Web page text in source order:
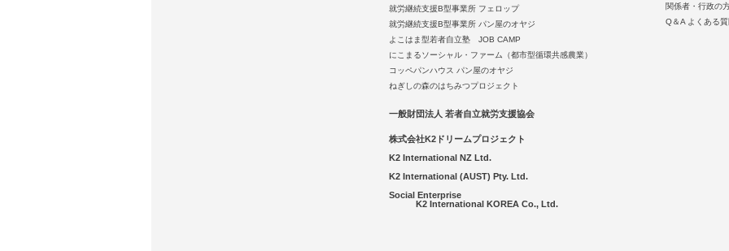
就労継続支援B型事業所 フェロップ
就労継続支援B型事業所 パン屋のオヤジ
よこはま型若者自立塾 JOB CAMP
にこまるソーシャル・ファーム（都市型循環共感農業）
コッペパンハウス パン屋のオヤジ
ねぎしの森のはちみつプロジェクト
一般財団法人 若者自立就労支援協会
株式会社K2ドリームプロジェクト
K2 International NZ Ltd.
K2 International (AUST) Pty. Ltd.
Social Enterprise
K2 International KOREA Co., Ltd.
関係者・行政の
Q＆A よくある質